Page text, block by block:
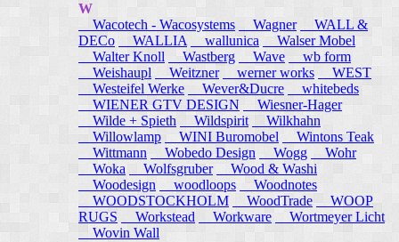
W
Wacotech - Wacosystems
Wagner
WALL &
DECo
WALLIA wallunica
Walser Mobel
Walter Knoll
Wastberg Wave
wb form
Weishaupl
Weitzner werner works
WEST
Westeifel Werke
Wever&Ducre
whitebeds
WIENER GTV DESIGN
Wiesner-Hager
Wilde + Spieth
Wildspirit
Wilkhahn
Willowlamp
WINI Buromobel
Wintons Teak
Wittmann
Wobedo Design Wogg
Wohr
Woka
Wolfsgruber
Wood & Washi
Woodesign
woodloops
Woodnotes
WOODSTOCKHOLM
WoodTrade
WOOP
RUGS
Workstead Workware
Wortmeyer Licht
Wovin Wall